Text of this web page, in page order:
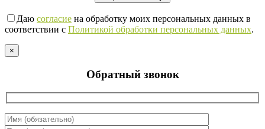
Даю согласие на обработку моих персональных данных в
соответствии с Политикой обработки персональных данных.
×
Обратный звонок